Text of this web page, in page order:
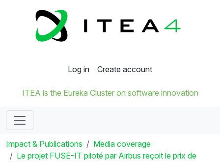
Log in Create account
ITEA is the Eureka Cluster on software innovation
Impact & Publications
Media coverage
Le projet FUSE-IT piloté par Airbus reçoit le prix de